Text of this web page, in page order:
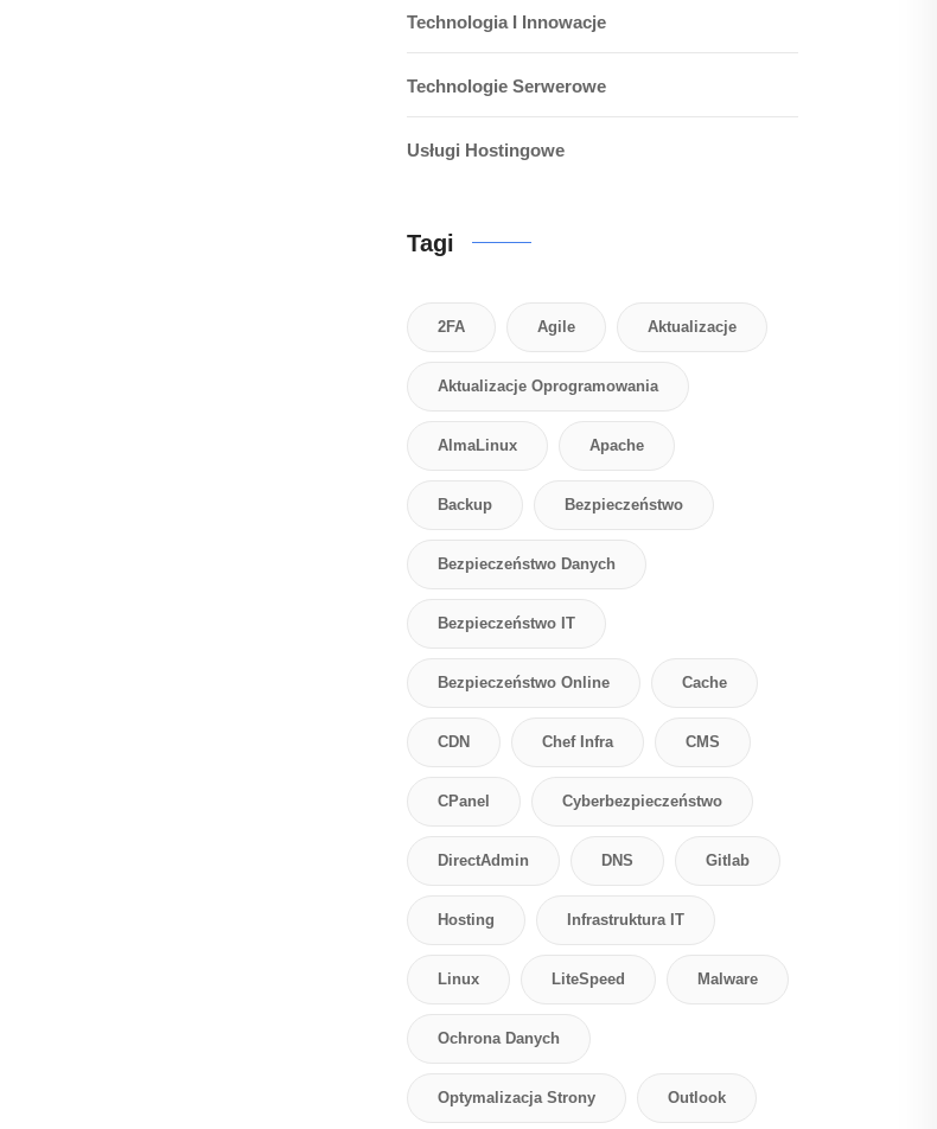
Technologia I Innowacje
Technologie Serwerowe
Usługi Hostingowe
Tagi
2FA Agile Aktualizacje
Aktualizacje Oprogramowania
AlmaLinux Apache
Backup Bezpieczeństwo
Bezpieczeństwo Danych
Bezpieczeństwo IT
Bezpieczeństwo Online Cache
CDN Chef Infra CMS
CPanel Cyberbezpieczeństwo
DirectAdmin DNS Gitlab
Hosting Infrastruktura IT
Linux LiteSpeed Malware
Ochrona Danych
Optymalizacja Strony Outlook